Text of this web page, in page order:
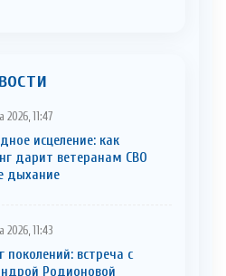
2026, 11:47
исцеление: как
дарит ветеранам СВО
дыхание
2026, 11:43
поколений: встреча с
Родионовой